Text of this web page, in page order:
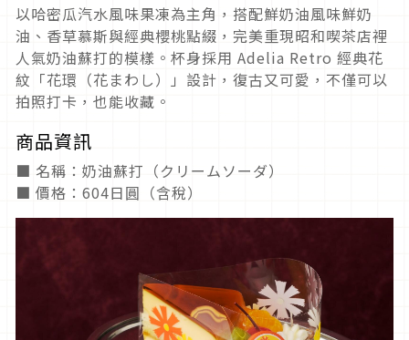
以哈密瓜汽水風味果凍為主角，搭配鮮奶油風味鮮奶
油、香草慕斯與經典櫻桃點綴，完美重現昭和喫茶店裡
人氣奶油蘇打的模樣。杯身採用 Adelia Retro 經典花
紋「花環（花まわし）」設計，復古又可愛，不僅可以
拍照打卡，也能收藏。
商品資訊
■ 名稱：奶油蘇打（クリームソーダ）
■ 價格：604日圓（含稅）